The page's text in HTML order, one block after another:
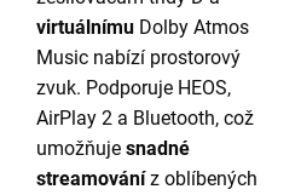
virtuálnímu Dolby Atmos
Music nabízí prostorový
zvuk. Podporuje HEOS,
AirPlay 2 a Bluetooth, což
umožňuje snadné
streamováníz oblíbených